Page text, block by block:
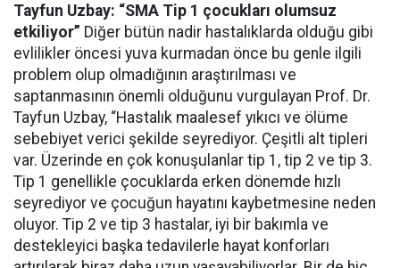
Tayfun Uzbay: “SMA Tip 1 çocukları olumsuz
etkiliyor” Diğer bütün nadir hastalıklarda olduğu gibi
evlilikler öncesi yuva kurmadan önce bu genle ilgili
problem olup olmadığının araştırılması ve
saptanmasının önemli olduğunu vurgulayan Prof. Dr.
Tayfun Uzbay, “Hastalık maalesef yıkıcı ve ölüme
sebebiyet verici şekilde seyrediyor. Çeşitli alt tipleri
var. Üzerinde en çok konuşulanlar tip 1, tip 2 ve tip 3.
Tip 1 genellikle çocuklarda erken dönemde hızlı
seyrediyor ve çocuğun hayatını kaybetmesine neden
oluyor. Tip 2 ve tip 3 hastalar, iyi bir bakımla ve
destekleyici başka tedavilerle hayat konforları